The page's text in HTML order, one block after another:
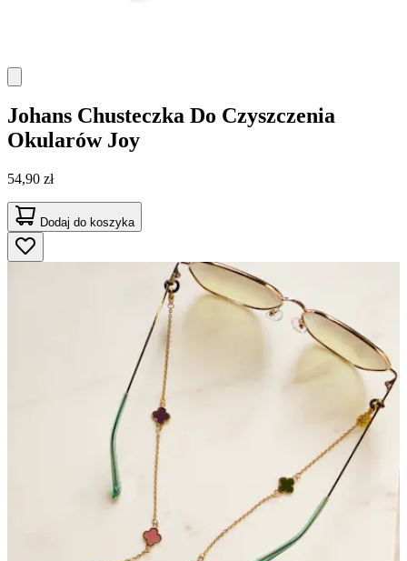
Johans Chusteczka Do Czyszczenia
Okularów Joy
54,90 zł
Dodaj do koszyka